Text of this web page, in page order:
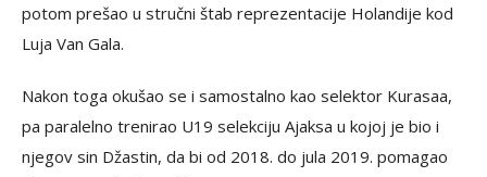
potom prešao u stručni štab reprezentacije Holandije kod
Luja Van Gala.
Nakon toga okušao se i samostalno kao selektor Kurasaa,
pa paralelno trenirao U19 selekciju Ajaksa u kojoj je bio i
njegov sin Džastin, da bi od 2018. do jula 2019. pomagao